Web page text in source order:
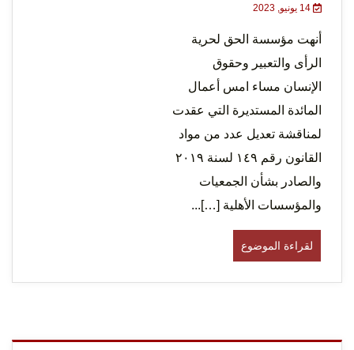
لحرية
الرأي
14 يونيو, 2023
أنهت مؤسسة الحق لحرية
الرأى والتعبير وحقوق
الإنسان مساء امس أعمال
المائدة المستديرة التي عقدت
لمناقشة تعديل عدد من مواد
القانون رقم ١٤٩ لسنة ٢٠١٩
والصادر بشأن الجمعيات
والمؤسسات الأهلية […]...
لقراءة الموضوع